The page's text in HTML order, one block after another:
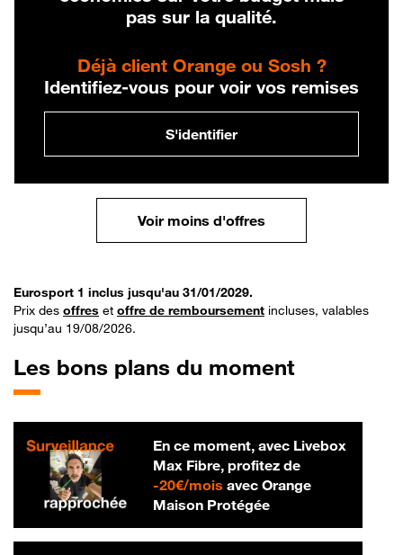
pas sur la qualité.
Déjà client Orange ou Sosh ?
Identifiez-vous pour voir vos remises
S'identifier
Voir moins d'offres
Eurosport 1 inclus jusqu'au 31/01/2029.
Prix des offres et offre de remboursement incluses, valables
jusqu’au 19/08/2026.
Les bons plans du moment
En ce moment, avec Livebox
Max Fibre, profitez de
-20€/mois20 € par mois
avec Orange
Maison Protégée